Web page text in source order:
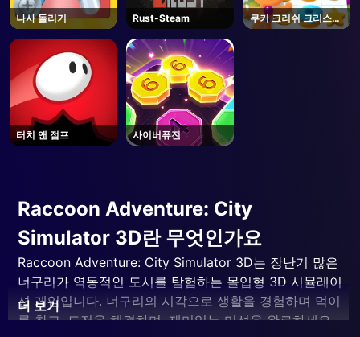
나사 돌리기 Rust-Steam
쿠키 크러쉬 크리스마
스
터치 앤 점프 사이버퓨전
Raccoon Adventure: City
Simulator 3D란 무엇인가요
Raccoon Adventure: City Simulator 3D는 장난기 많은
너구리가 역동적인 도시를 탐험하는 몰입형 3D 시뮬레이
션 게임입니다. 너구리의 시각으로 생활을 경험하며 먹이
를 찾고, 도전을 해결하며, 재미있는 미션을 완료하세요.
더 보기